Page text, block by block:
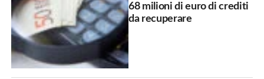
68 milioni di euro di crediti
da recuperare